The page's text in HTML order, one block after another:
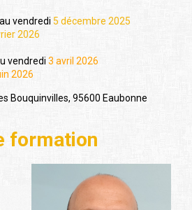
au vendredi 5 décembre 2025
2026
vendredi 3 avril 2026
2026
Bouquinvilles, 95600 Eaubonne
formation